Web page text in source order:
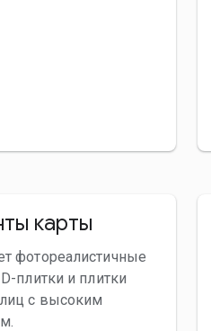
карты
фотореалистичные
плитки и плитки
с высоким